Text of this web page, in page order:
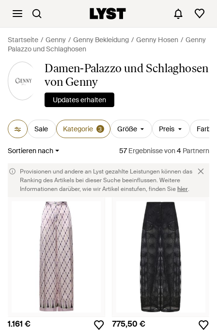
Startseite Genny Genny Bekleidung Genny Hosen
Genny
Palazzo und Schlaghosen
Damen-Palazzo und Schlaghosen
von Genny
Updates erhalten
Sale Kategorie 3 Größe Preis Farbe
Sortieren nach 57Ergebnissevon4 Partnern
Provisionen und andere an Lyst gezahlte Leistungen können das
Ranking des Artikels bei dieser Suche beeinflussen. Weitere
Informationen darüber, wie wir Artikel einstufen, finden Siehier.
1.161 € 775,50 €